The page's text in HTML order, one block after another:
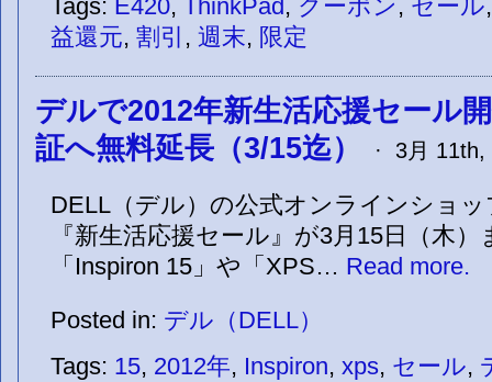
Tags: E420, ThinkPad , クーポン , セール
益還元, 割引 , 週末, 限定
デルで2012年新生活応援セール
証へ無料延長（3/15迄）
· 3月 11th,
DELL（デル）の公式オンラインショ
『新生活応援セール』が3月15日（木
「Inspiron 15」や「XPS… Read more.
Posted in: デル（DELL）
Tags: 15, 2012年, Inspiron, xps, セール,